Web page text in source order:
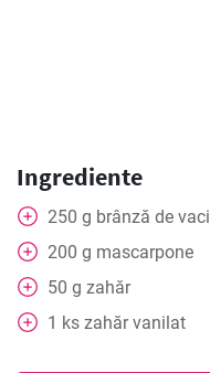
Ingrediente
250 g brânză de vaci
200 g mascarpone
50 g zahăr
1 ks zahăr vanilat